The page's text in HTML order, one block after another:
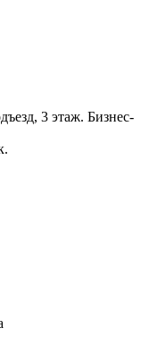
3 этаж. Бизнес-